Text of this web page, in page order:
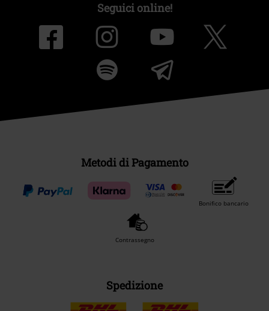
Seguici online!
Metodi di Pagamento
Bonifico bancario
Contrassegno
Spedizione